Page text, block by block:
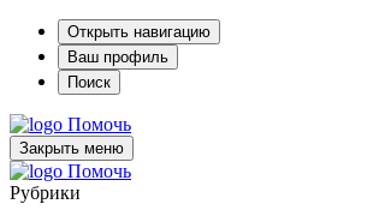
Открыть навигацию
Ваш профиль
Поиск
Помочь
Закрыть меню
Помочь
Рубрики